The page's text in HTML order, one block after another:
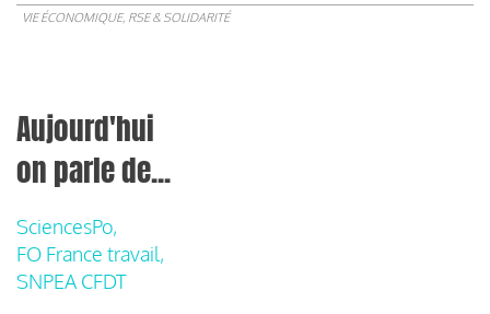
VIE ÉCONOMIQUE, RSE & SOLIDARITÉ
Aujourd'hui
on parle de...
SciencesPo,
FO France travail,
SNPEA CFDT